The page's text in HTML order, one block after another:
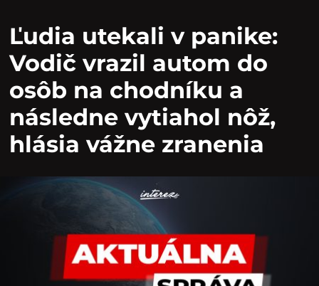
Ľudia utekali v panike:
Vodič vrazil autom do
osôb na chodníku a
následne vytiahol nôž,
hlásia vážne zranenia